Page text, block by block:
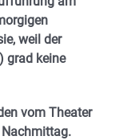
weil der
grad keine
vom Theater